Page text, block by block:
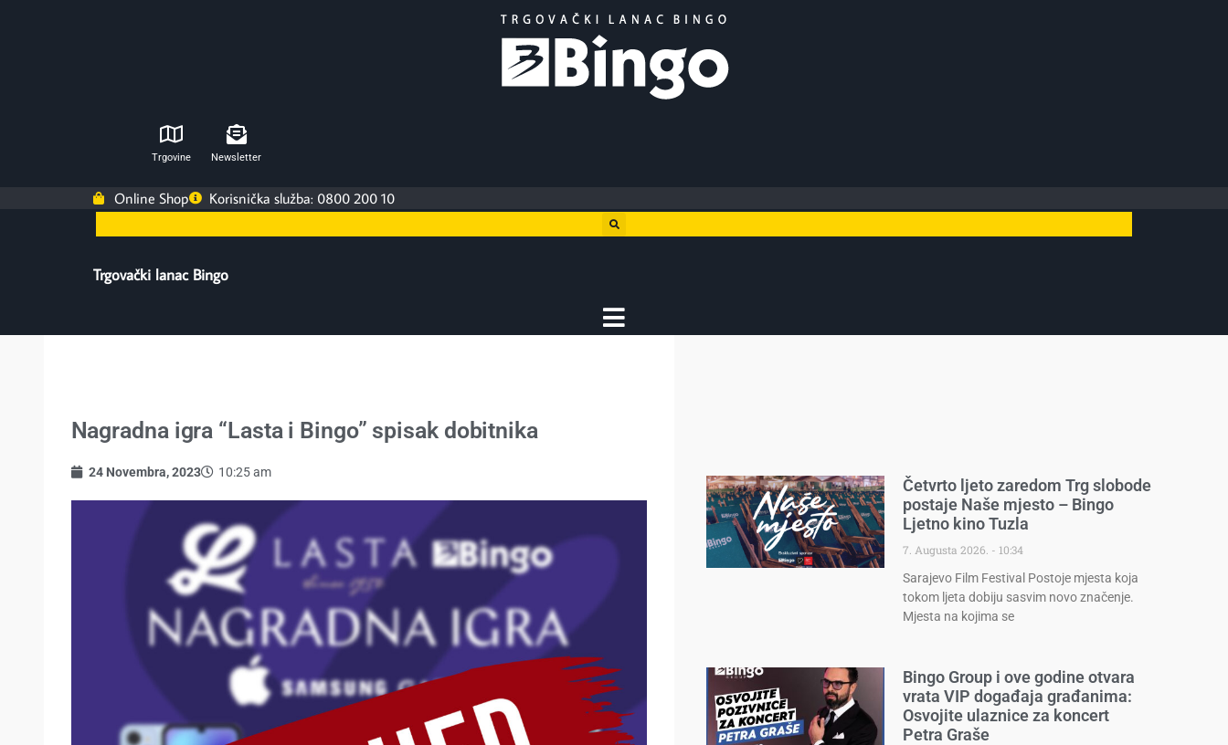
Trgovine Newsletter
Online Shop Korisnička služba: 0800 200 10
Trgovački lanac Bingo
Nagradna igra “Lasta i Bingo” spisak dobitnika
24 Novembra, 2023 10:25 am
Četvrto ljeto zaredom Trg slobode
postaje Naše mjesto – Bingo
Ljetno kino Tuzla
7. Augusta 2026.
10:34
Sarajevo Film Festival Postoje mjesta koja
tokom ljeta dobiju sasvim novo značenje.
Mjesta na kojima se
Bingo Group i ove godine otvara
vrata VIP događaja građanima:
Osvojite ulaznice za koncert
Petra Graše